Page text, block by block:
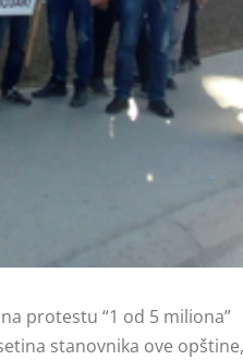
protestu “1 od 5 miliona”
stanovnika ove